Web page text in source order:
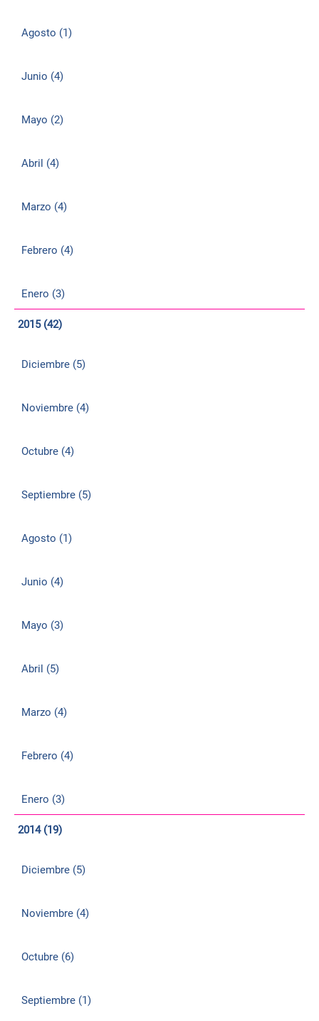
Agosto (1)
Junio (4)
Mayo (2)
Abril (4)
Marzo (4)
Febrero (4)
Enero (3)
2015 (42)
Diciembre (5)
Noviembre (4)
Octubre (4)
Septiembre (5)
Agosto (1)
Junio (4)
Mayo (3)
Abril (5)
Marzo (4)
Febrero (4)
Enero (3)
2014 (19)
Diciembre (5)
Noviembre (4)
Octubre (6)
Septiembre (1)